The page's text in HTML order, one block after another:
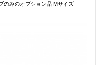
みのオプション品 Mサイズ